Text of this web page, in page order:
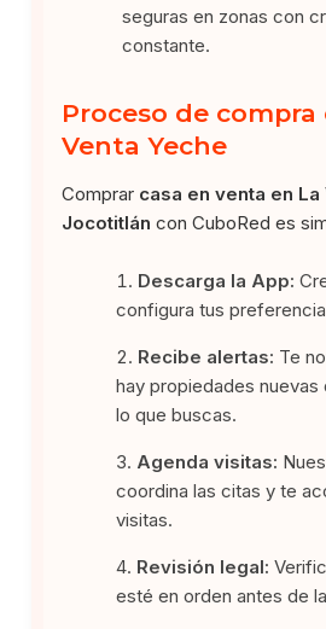
seguras en zonas con
constante.
Proceso de compra
Venta Yeche
Comprar casa en venta en La
Jocotitlán con CuboRed es
Descarga la App:
configura tus
Recibe alertas: Te
hay propiedades
lo que buscas.
Agenda visitas:
coordina las citas y te
visitas.
Revisión legal:
esté en orden antes de